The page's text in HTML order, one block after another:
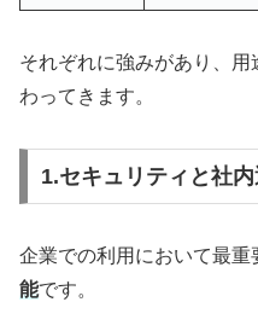
それぞれに強みがあり、
わってきます。
1.セキュリティと社
企業での利用において最重
能です。